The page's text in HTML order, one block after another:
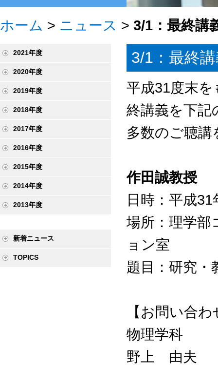
ホーム > ニュース > 3/1：最終
2021年度
2020年度
2019年度
2018年度
2017年度
2016年度
2015年度
2014年度
2013年度
新着ニュース
TOPICS
3/1：最終
平成31度末
終講義を下記
多数のご聴
作田誠教授
日時：平成
場所：理学部
ョン室
題目：研究・
【お問い合わ
物理学科
野上 由夫 （